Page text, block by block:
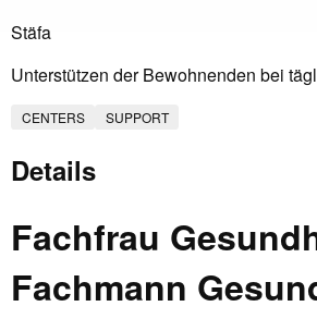
Stäfa
Unterstützen der Bewohnenden bei
CENTERS SUPPORT
Details
Fachfrau
Fachmann